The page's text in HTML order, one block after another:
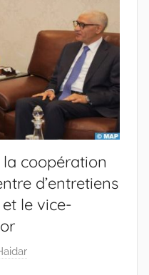
coopération
d’entretiens
le vice-